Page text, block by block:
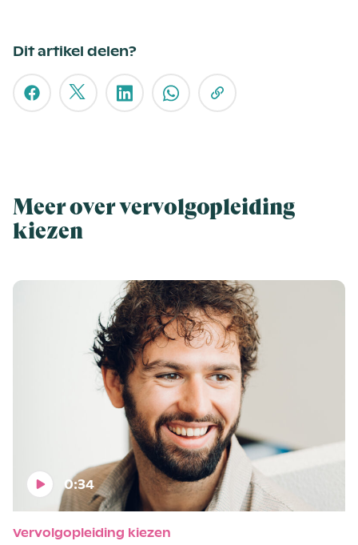
Dit artikel delen?
Meer over vervolgopleiding
kiezen
0:34
Vervolgopleiding kiezen